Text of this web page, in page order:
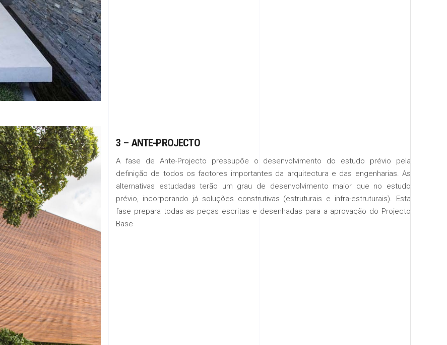
3 – ANTE-PROJECTO
A fase de Ante-Projecto pressupõe o desenvolvimento do estudo prévio pela
definição de todos os factores importantes da arquitectura e das engenharias. As
alternativas estudadas terão um grau de desenvolvimento maior que no estudo
prévio, incorporando já soluções construtivas (estruturais e infra-estruturais). Esta
fase prepara todas as peças escritas e desenhadas para a aprovação do Projecto
Base